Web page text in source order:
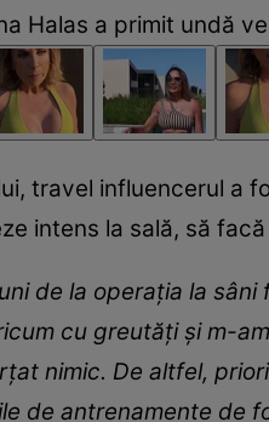
Halas a primit undă
travel influencerul a
intens la sală, să
de la operația la
cu greutăți și m-
nimic. De altfel,
de antrenamente de